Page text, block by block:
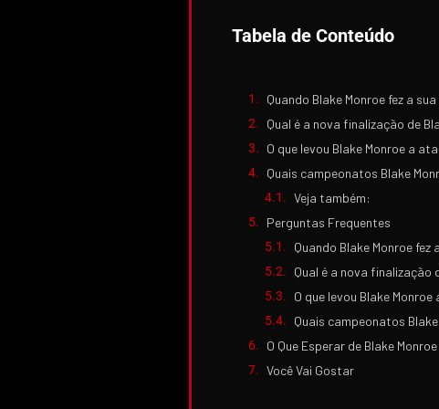
Tabela de Conteúdo
Quando Blake Monroe fez a
Qual é a nova finalização de
O que levou Blake Monroe a
Quais campeonatos Blake
Veja também:
Perguntas Frequentes
Quando Blake Monroe fez
Qual é a nova finalização
O que levou Blake
Quais campeonatos
O Que Esperar de Blake
Você Vai Gostar